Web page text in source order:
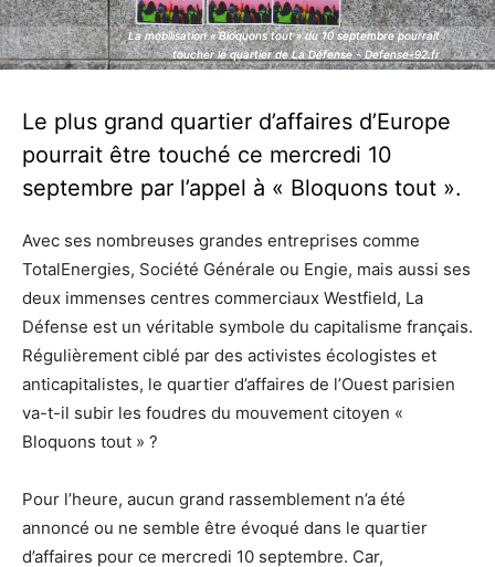
La mobilisation « Bloquons tout » du 10 septembre pourrait
toucher le quartier de La Défense - Defense-92.fr
La mobilisation « Bloquons tout » du 10 septembre pourrait
toucher le quartier de La Défense - Defense-92.fr
Le plus grand quartier d’affaires d’Europe
pourrait être touché ce mercredi 10
septembre par l’appel à « Bloquons tout ».
Avec ses nombreuses grandes entreprises comme
TotalEnergies, Société Générale ou Engie, mais aussi ses
deux immenses centres commerciaux Westfield, La
Défense est un véritable symbole du capitalisme français.
Régulièrement ciblé par des activistes écologistes et
anticapitalistes, le quartier d’affaires de l’Ouest parisien
va-t-il subir les foudres du mouvement citoyen «
Bloquons tout » ?
Pour l’heure, aucun grand rassemblement n’a été
annoncé ou ne semble être évoqué dans le quartier
d’affaires pour ce mercredi 10 septembre. Car,